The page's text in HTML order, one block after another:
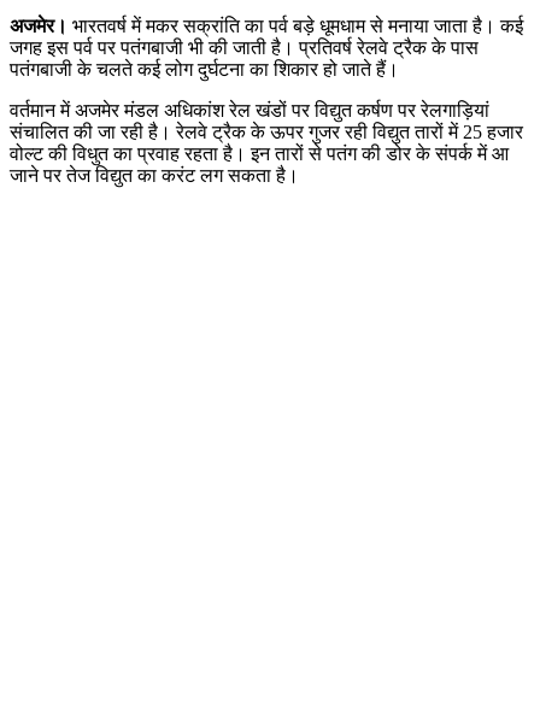
अजमेर। भारतवर्ष में मकर सक्रांति का पर्व बड़े धूमधाम से मनाया जाता है। कई
जगह इस पर्व पर पतंगबाजी भी की जाती है। प्रतिवर्ष रेलवे ट्रैक के पास
पतंगबाजी के चलते कई लोग दुर्घटना का शिकार हो जाते हैं।
वर्तमान में अजमेर मंडल अधिकांश रेल खंडों पर विद्युत कर्षण पर रेलगाड़ियां
संचालित की जा रही है। रेलवे ट्रैक के ऊपर गुजर रही विद्युत तारों में 25 हजार
वोल्ट की विधुत का प्रवाह रहता है। इन तारों से पतंग की डोर के संपर्क में आ
जाने पर तेज विद्युत का करंट लग सकता है।